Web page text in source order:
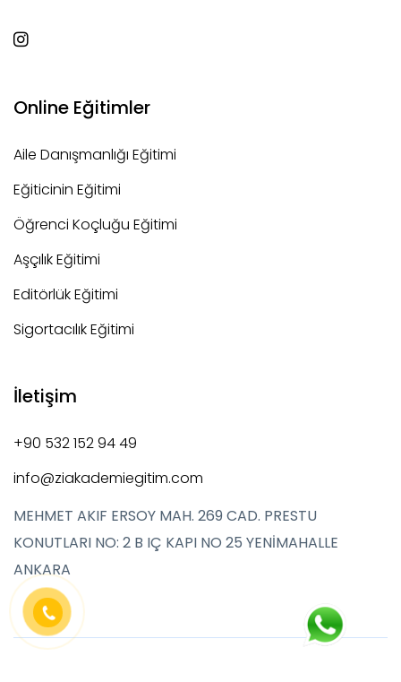
Online Eğitimler
Aile Danışmanlığı Eğitimi
Eğiticinin Eğitimi
Öğrenci Koçluğu Eğitimi
Aşçılık Eğitimi
Editörlük Eğitimi
Sigortacılık Eğitimi
İletişim
+90 532 152 94 49
info@ziakademiegitim.com
MEHMET AKIF ERSOY MAH. 269 CAD. PRESTU
KONUTLARI NO: 2 B IÇ KAPI NO 25 YENİMAHALLE
ANKARA